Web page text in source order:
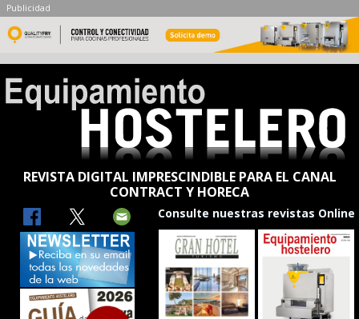
Publicidad
REVISTA DIGITAL IMPRESCINDIBLE PARA EL CANAL
CONTRACT Y HORECA
Consulte nuestras revistas Online